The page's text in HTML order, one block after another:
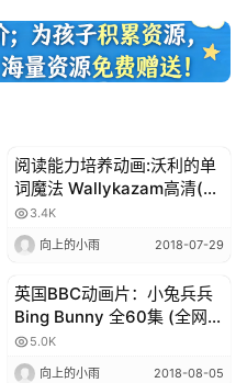
3-6岁动画
阅读能力培养动画:沃利的单
词魔法 Wallykazam高清(第
一季全集)
3.4K
向上的小雨 2018-07-29
3-6岁动画
英国BBC动画片：小兔兵兵
Bing Bunny 全60集 (全网首
发、高清mp4+字幕+MP3文
件) / 百度网盘
5.0K
向上的小雨 2018-08-05